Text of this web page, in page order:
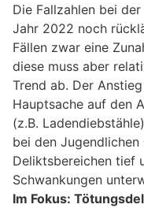
Die Fallzahlen bei
Jahr 2022 noch
Fällen zwar eine
diese muss aber
Trend ab. Der
Hauptsache auf den
(z.B.
bei den
Deliktsbereichen tief
Schwankungen
Im Fokus: